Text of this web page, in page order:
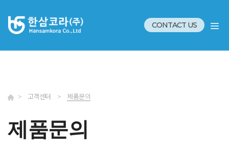
CONTACT US
> 고객센터 > 제품문의
제품문의